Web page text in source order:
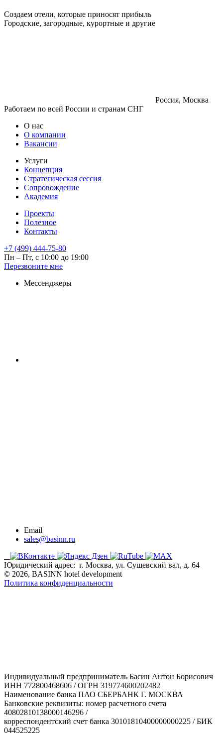
Создаем отели, которые приносят прибыль
Городские, загородные, курортные и другие
Россия, Москва
Работаем по всей России и странам СНГ
О нас
О компании
Вакансии
Услуги
Концепция
Стратегическая сессия
Сопровождение
Академия
Проекты
Полезное
Контакты
+7 (499) 444-75-80
Пн – Пт, с 10:00 до 19:00
Перезвоните мне
Мессенджеры
Email
sales@basinn.ru
Юридический адрес: г. Москва, ул. Сущевский вал, д. 64
© 2026, BASINN hotel development
Политика конфиденциальности
Индивидуальный предприниматель Басин Антон Борисович
ИНН 772800468606 / ОГРН 319774600202482
Наименование банка ПАО СБЕРБАНК Г. МОСКВА
Банковские реквизиты: номер расчетного счета
40802810138000146296 /
корреспондентский счет банка 30101810400000000225 / БИК
044525225